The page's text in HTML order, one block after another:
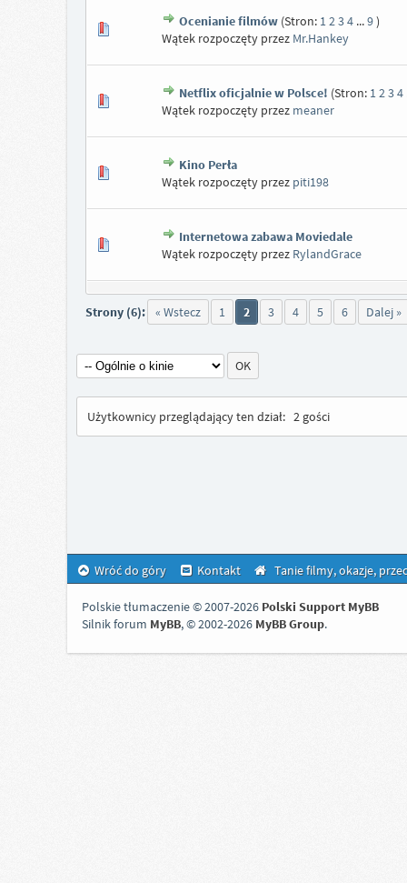
Ocenianie filmów (Stron: 1234 ...9)
Wątek rozpoczęty przez Mr.Hankey
Netflix oficjalnie w Polsce! (Stron: 1234
Wątek rozpoczęty przez meaner
Kino Perła
Wątek rozpoczęty przez piti198
Internetowa zabawa Moviedale
Wątek rozpoczęty przez RylandGrace
Strony (6): « Wstecz 1 2 3 4 5 6 Dalej »
Użytkownicy przeglądający ten dział: 2 gości
Wróć do góry Kontakt Tanie filmy, okazje,
Polskie tłumaczenie © 2007-2026 Polski Support MyBB
Silnik forum MyBB, © 2002-2026 MyBB Group.